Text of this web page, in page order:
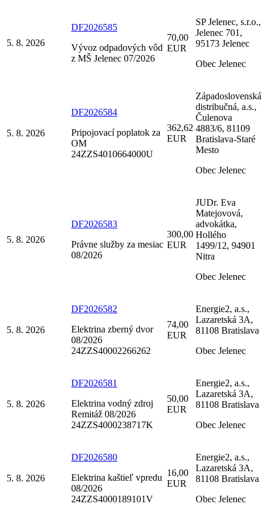
5. 8. 2026
DF2026585
Vývoz odpadových vôd
z MŠ Jelenec 07/2026
70,00
EUR
SP Jelenec, s.r.o.,
Jelenec 701,
95173 Jelenec
Obec Jelenec
5. 8. 2026
DF2026584
Pripojovací poplatok za
OM
24ZZS4010664000U
362,62
EUR
Západoslovenská
distribučná, a.s.,
Čulenova
4883/6, 81109
Bratislava-Staré
Mesto
Obec Jelenec
5. 8. 2026
DF2026583
Právne služby za mesiac
08/2026
300,00
EUR
JUDr. Eva
Matejovová,
advokátka,
Hollého
1499/12, 94901
Nitra
Obec Jelenec
5. 8. 2026
DF2026582
Elektrina zberný dvor
08/2026
24ZZS40002266262
74,00
EUR
Energie2, a.s.,
Lazaretská 3A,
81108 Bratislava
Obec Jelenec
5. 8. 2026
DF2026581
Elektrina vodný zdroj
Remitáž 08/2026
24ZZS4000238717K
50,00
EUR
Energie2, a.s.,
Lazaretská 3A,
81108 Bratislava
Obec Jelenec
5. 8. 2026
DF2026580
Elektrina kaštieľ vpredu
08/2026
24ZZS4000189101V
16,00
EUR
Energie2, a.s.,
Lazaretská 3A,
81108 Bratislava
Obec Jelenec